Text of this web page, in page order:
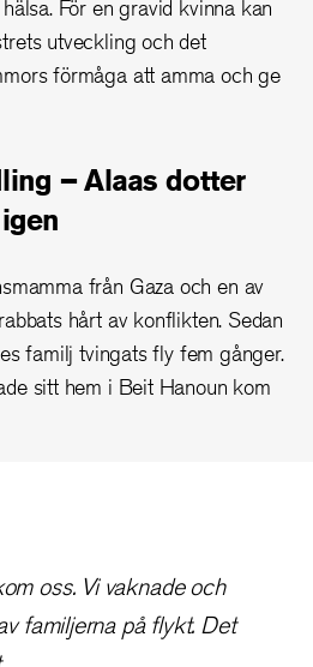
För en gravid kvinna kan
utveckling och det
förmåga att amma och ge
–Alaas dotter
från Gaza och en av
hårt av konflikten. Sedan
familj tvingats fly fem gånger.
sitt hem i Beit Hanoun kom
oss. Vi vaknade och
familjerna på flykt. Det